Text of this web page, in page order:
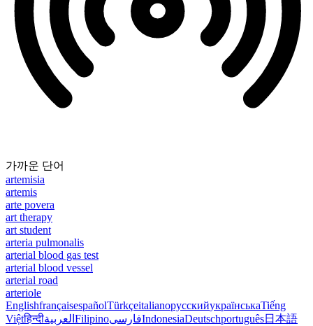
가까운 단어
artemisia
artemis
arte povera
art therapy
art student
arteria pulmonalis
arterial blood gas test
arterial blood vessel
arterial road
arteriole
EnglishfrançaisespañolTürkçeitalianoрусскийукраїнськаTiếng
Việtहिन्दीالعربية FilipinoفارسیIndonesiaDeutschportuguês日本語